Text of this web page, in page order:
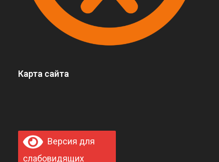
Карта сайта
Версия для
слабовидящих